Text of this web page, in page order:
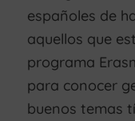
españoles de
aquellos que
programa
para conocer
buenos temas